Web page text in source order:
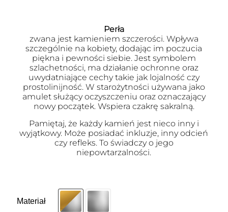
Perła
zwana jest kamieniem szczerości. Wpływa
szczególnie na kobiety, dodając im poczucia
piękna i pewności siebie. Jest symbolem
szlachetności, ma działanie ochronne oraz
uwydatniające cechy takie jak lojalność czy
prostolinijność. W starożytności używana jako
amulet służący oczyszczeniu oraz oznaczający
nowy początek. Wspiera czakrę sakralną.
Pamiętaj, że każdy kamień jest nieco inny i
wyjątkowy. Może posiadać inkluzje, inny odcień
czy refleks. To świadczy o jego
niepowtarzalności.
Materiał